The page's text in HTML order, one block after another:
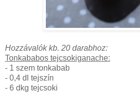
Hozzávalók kb. 20 darabhoz:
Tonkababos tejcsokiganache:
- 1 szem tonkabab
- 0,4 dl tejszín
- 6 dkg tejcsoki